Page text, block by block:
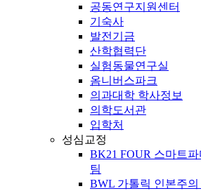
공동연구지원센터
기숙사
발전기금
산학협력단
실험동물연구실
옴니버스파크
의과대학 학사정보
의학도서관
입학처
성심교정
BK21 FOUR 스마트
팀
BWL 가톨릭 인본주의